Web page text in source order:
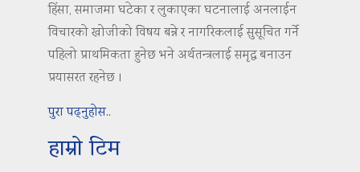
हिंसा, समाजमा घटेका र लुकाएका घटनालाई अनलाईन
विचारको खोजीको विषय बन्ने र नागरिकलाई सुसूचित गर्ने
पहिलो प्राथमिकता हुनेछ भने अर्थतन्त्रलाई समृद्ध बनाउन
प्रयासरत रहनेछ ।
पुरा पढ्नुहोस..
हाम्रो टिम